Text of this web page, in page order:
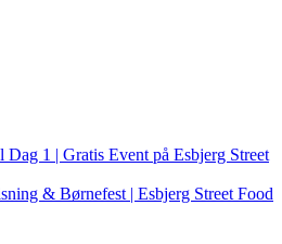
Dag 1 | Gratis Event på Esbjerg Street
& Børnefest | Esbjerg Street Food